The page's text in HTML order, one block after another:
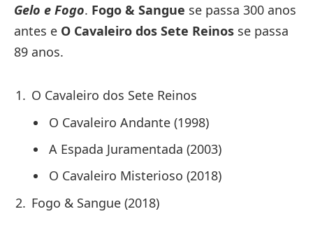
Gelo e Fogo. Fogo & Sangue se passa 300 anos
antes e O Cavaleiro dos Sete Reinos se passa
89 anos.
O Cavaleiro dos Sete Reinos
O Cavaleiro Andante (1998)
A Espada Juramentada (2003)
O Cavaleiro Misterioso (2018)
Fogo & Sangue (2018)